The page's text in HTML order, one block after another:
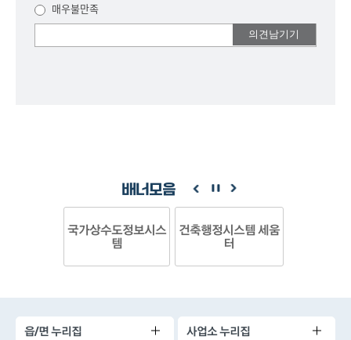
매우불만족
의견을
배너모음
국가상수도정보시스
템
건축행정시스템 세움
터
읍/면 누리집
사업소 누리집